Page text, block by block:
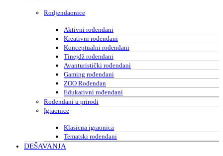
Rodjendaonice
Aktivni rođendani
Kreativni rođendani
Konceptualni rođendani
Tinejdž rođendani
Avanturistički rođendani
Gaming rođendani
ZOO Rođendan
Edukativni rođendani
Rođendani u prirodi
Igraonice
Klasicna igraonica
Tematski rođendani
DEŠAVANJA